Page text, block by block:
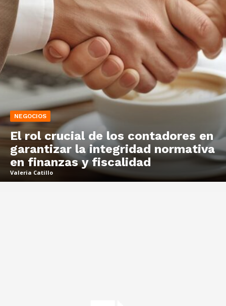
NEGOCIOS
El rol crucial de los contadores en
garantizar la integridad normativa
en finanzas y fiscalidad
Valeria Catillo